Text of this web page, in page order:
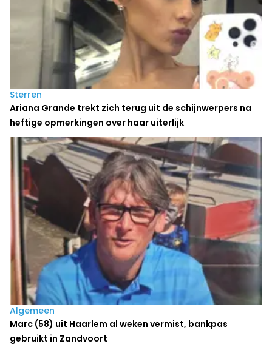
Sterren
Ariana Grande trekt zich terug uit de schijnwerpers na
heftige opmerkingen over haar uiterlijk
Algemeen
Marc (58) uit Haarlem al weken vermist, bankpas
gebruikt in Zandvoort